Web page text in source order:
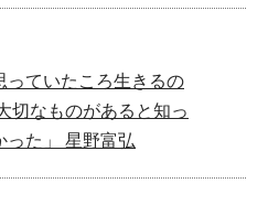
っていたころ生きるの
切なものがあると知っ
った」 星野富弘